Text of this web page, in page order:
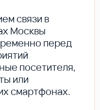
связи в
Москвы
перед
посетителя,
или
смартфонах.